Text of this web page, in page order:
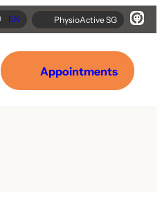
EN PhysioActive SG
Appointments